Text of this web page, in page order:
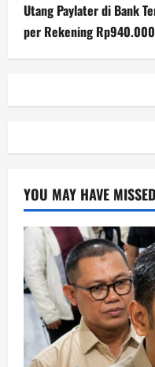
Utang Paylater di Bank
per Rekening Rp940.000
YOU MAY HAVE MISSED